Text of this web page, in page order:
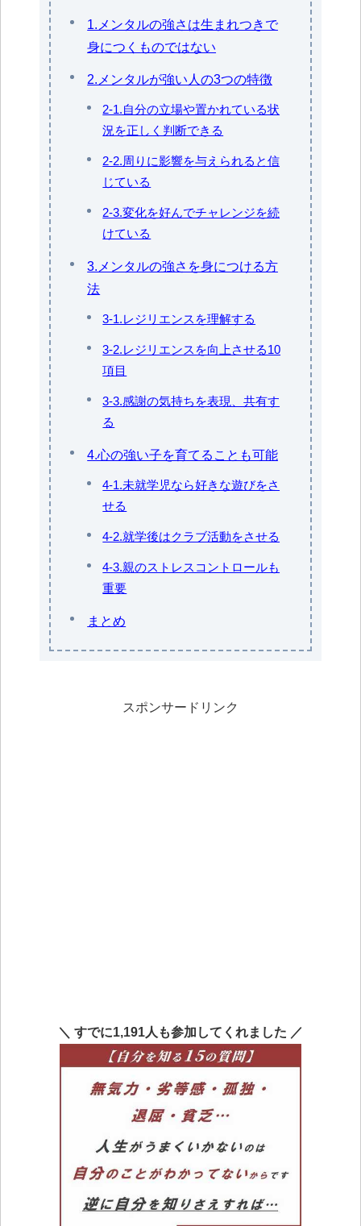
1.メンタルの強さは生まれつきで
身につくものではない
2.メンタルが強い人の3つの特徴
2-1.自分の立場や置かれている状
況を正しく判断できる
2-2.周りに影響を与えられると信
じている
2-3.変化を好んでチャレンジを続
けている
3.メンタルの強さを身につける方
法
3-1.レジリエンスを理解する
3-2.レジリエンスを向上させる10
項目
3-3.感謝の気持ちを表現、共有す
る
4.心の強い子を育てることも可能
4-1.未就学児なら好きな遊びをさ
せる
4-2.就学後はクラブ活動をさせる
4-3.親のストレスコントロールも
重要
まとめ
スポンサードリンク
＼ すでに1,191人も参加してくれました ／